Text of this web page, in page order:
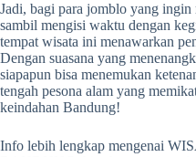
Jadi, bagi para jomblo yang ingin
sambil mengisi waktu dengan
tempat wisata ini menawarkan
Dengan suasana yang
siapapun bisa menemukan
tengah pesona alam yang
keindahan Bandung!
Info lebih lengkap mengenai